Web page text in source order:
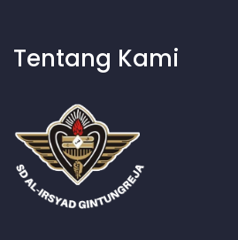
Tentang Kami